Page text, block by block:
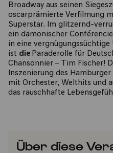
Broadway aus seinen
oscarprämierte Verfilmung
Superstar. Im glitzernd-
ein dämonischer
in eine vergnügungssüchtige
ist die Paraderolle für
Chansonnier – Tim Fischer!
Inszenierung des
mit Orchester, Welthits und
das rauschhafte
Über diese